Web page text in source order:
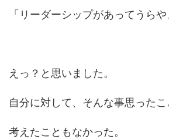
「リーダーシップがあってうらや
えっ？と思いました。
自分に対して、そんな事思った
考えたこともなかった。